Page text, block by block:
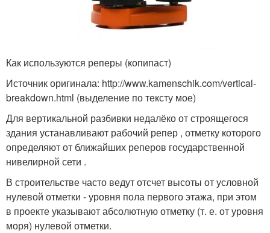
Как используются реперы (копипаст)
Источник оригинала: http://www.kamenschik.com/vertical-
breakdown.html (выделение по тексту мое)
Для вертикальной разбивки недалёко от строящегося
здания устанавливают рабочий репер , отметку которого
определяют от ближайших реперов государственной
нивелирной сети .
В строительстве часто ведут отсчет высоты от условной
нулевой отметки - уровня пола первого этажа, при этом
в проекте указывают абсолютную отметку (т. е. от уровня
моря) нулевой отметки.